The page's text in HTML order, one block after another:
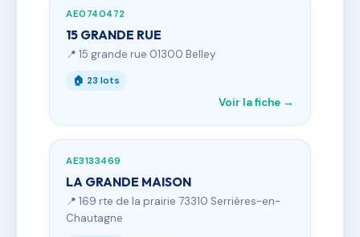
AE0740472
15 GRANDE RUE
📍 15 grande rue 01300 Belley
🏠 23 lots
Voir la fiche →
AE3133469
LA GRANDE MAISON
📍 169 rte de la prairie 73310 Serrières-en-
Chautagne